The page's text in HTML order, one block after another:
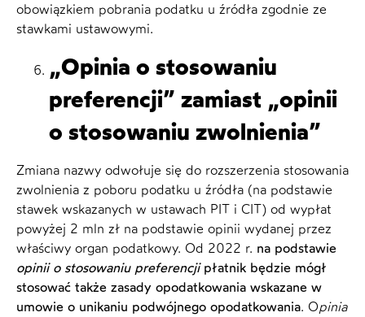
obowiązkiem pobrania podatku u źródła zgodnie ze
stawkami ustawowymi.
„Opinia o stosowaniu
preferencji” zamiast „opinii
o stosowaniu zwolnienia”
Zmiana nazwy odwołuje się do rozszerzenia stosowania
zwolnienia z poboru podatku u źródła (na podstawie
stawek wskazanych w ustawach PIT i CIT) od wypłat
powyżej 2 mln zł na podstawie opinii wydanej przez
właściwy organ podatkowy. Od 2022 r. na podstawie
opinii o stosowaniu preferencjipłatnik będzie mógł
stosować także zasady opodatkowania wskazane w
umowie o unikaniu podwójnego opodatkowania. Opinia